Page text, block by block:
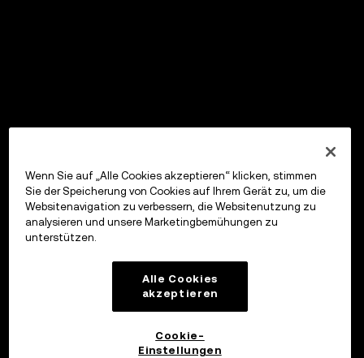
Wenn Sie auf „Alle Cookies akzeptieren“ klicken, stimmen
Sie der Speicherung von Cookies auf Ihrem Gerät zu, um die
Websitenavigation zu verbessern, die Websitenutzung zu
analysieren und unsere Marketingbemühungen zu
unterstützen.
Alle Cookies
akzeptieren
Cookie-
Einstellungen